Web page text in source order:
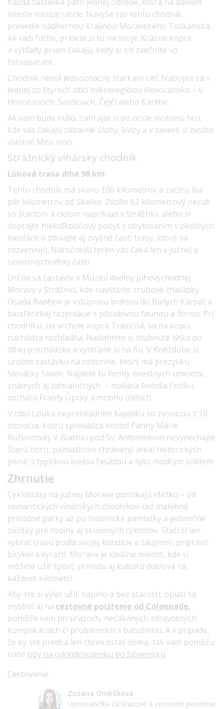
mieste naozaj rastie. Navyše vás tento chodník
prevedie nádhernou krajinou Moravského Toskánska.
Ak radi fotíte, prídete si tu na svoje. Krásne kopce
a výhľady priam čakajú, kedy si ich zvečníte vo
fotoaparáte.
Chodník nemá jednoznačný štart ani cieľ. Napojíte sa v
jednej zo štyroch obcí mikroregiónu Hovoransko – v
Hovoranoch, Šardiciach, Čejči alebo Karlíne.
Ak vám bude málo, zahrajte si po ceste mobilnú hru,
kde vás čakajú zábavné úlohy, kvízy a v závere si zvolíte
vlastné Miss víno.
Strážnický vinársky chodník
Líniová trasa dlhá 98 km
Tento chodník má skoro 100 kilometrov a začína iba
pár kilometrov od Skalice. Zvoľte 62 kilometrový okruh
so štartom a cieľom napríklad v Strážnici, alebo si
doprajte niekoľkodňový pobyt s ubytovaním v okolitých
mestách a zdolajte aj zvyšné časti trasy, ktoré sa
rozvetvujú. Náročnejší terén vás čaká len v južnej a
severovýchodnej časti.
Určite sa zastavte v Múzeu dediny juhovýchodnej
Moravy v Strážnici, kde navštívite zrubové chalúpky.
Osada Radějov je vstupnou bránou do Bielych Karpát a
biosférickej rezervácie s pôsobivou faunou a flórou. Pri
chodníku, na vrchole kopca Travičná, sa na kopci
nachádza rozhľadňa. Natiahnite si stuhnuté lýtka po
dlhej prechádzke a vystúpte si na ňu. V Kněždube si
urobte zastávku na cintoríne, ktorý má prezývku
Slovácky Slavín. Nájdete tu hroby miestnych umelcov,
známych aj zahraničných – maliara Antoša Frolku,
sochára Franty Úprky a mnoho ďalších.
V obci Louka neprehliadnite kaplnku so zvonicou z 18.
storočia, ktorú sprevádza kostol Panny Márie
Ružencovej. V Blatnici pod Sv. Antonínkom nevynechajte
Starú horu, pamiatkovo chránený areál historických
pivníc s typickou bielou fasádou a sýto modrým soklom.
Zhrnutie
Cyklotrasy na južnej Morave ponúkajú všetko – od
romantických vinárskych chodníkov cez malebné
prírodné parky až po historické pamiatky a jedinečné
zážitky pre rodiny aj skúsených cyklistov. Stačí si len
vybrať trasu podľa svojej kondície a záujmov, pripraviť
bicykel a vyraziť. Morava je ideálne miesto, kde si
môžete užiť šport, prírodu aj kultúru doslova na
každom kilometri.
Aby ste si výlet užili naplno a bez starostí, oplatí sa
myslieť aj na cestovné poistenie od Colonnade,
pomôže vám pri úrazoch, nečakaných zdravotných
komplikáciách či problémoch s batožinou. A v prípade,
že by ste predsa len chceli ostať doma, tak vám pomôžu
naše tipy na cyklodovolenku po Slovensku.
Cestovanie
Zuzana Ondrčková
Upisovateľka za úrazové a cestovné poistenie